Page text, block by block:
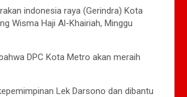
indonesia raya (Gerindra) Kota
Wisma Haji Al-Khairiah, Minggu
DPC Kota Metro akan meraih
Lek Darsono dan dibantu